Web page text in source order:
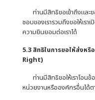
ท่านมีสิทธิขอเข้าถึงและข
ชอบของเรารวมถึงขอให้เรา
ความยินยอมต่อเราได้
5.3 สิทธิในการขอให้ส่งห
Right)
ท่านมีสิทธิขอให้เราโอนข้
หน่วยงานหรือองค์กรอื่นได้